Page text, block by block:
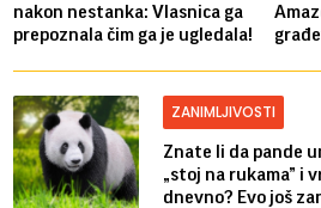
nakon nestanka: Vlasnica ga
prepoznala čim ga je ugledala!
ZANIMLJIVOSTI
Znate li da pande
„stoj na rukama” i
dnevno? Evo još